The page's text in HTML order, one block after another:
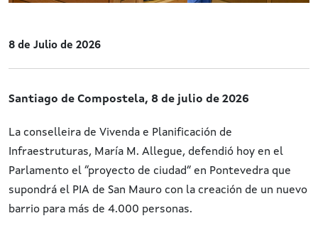
8 de Julio de 2026
Santiago de Compostela, 8 de julio de 2026
La conselleira de Vivenda e Planificación de
Infraestruturas, María M. Allegue, defendió hoy en el
Parlamento el “proyecto de ciudad” en Pontevedra que
supondrá el PIA de San Mauro con la creación de un nuevo
barrio para más de 4.000 personas.